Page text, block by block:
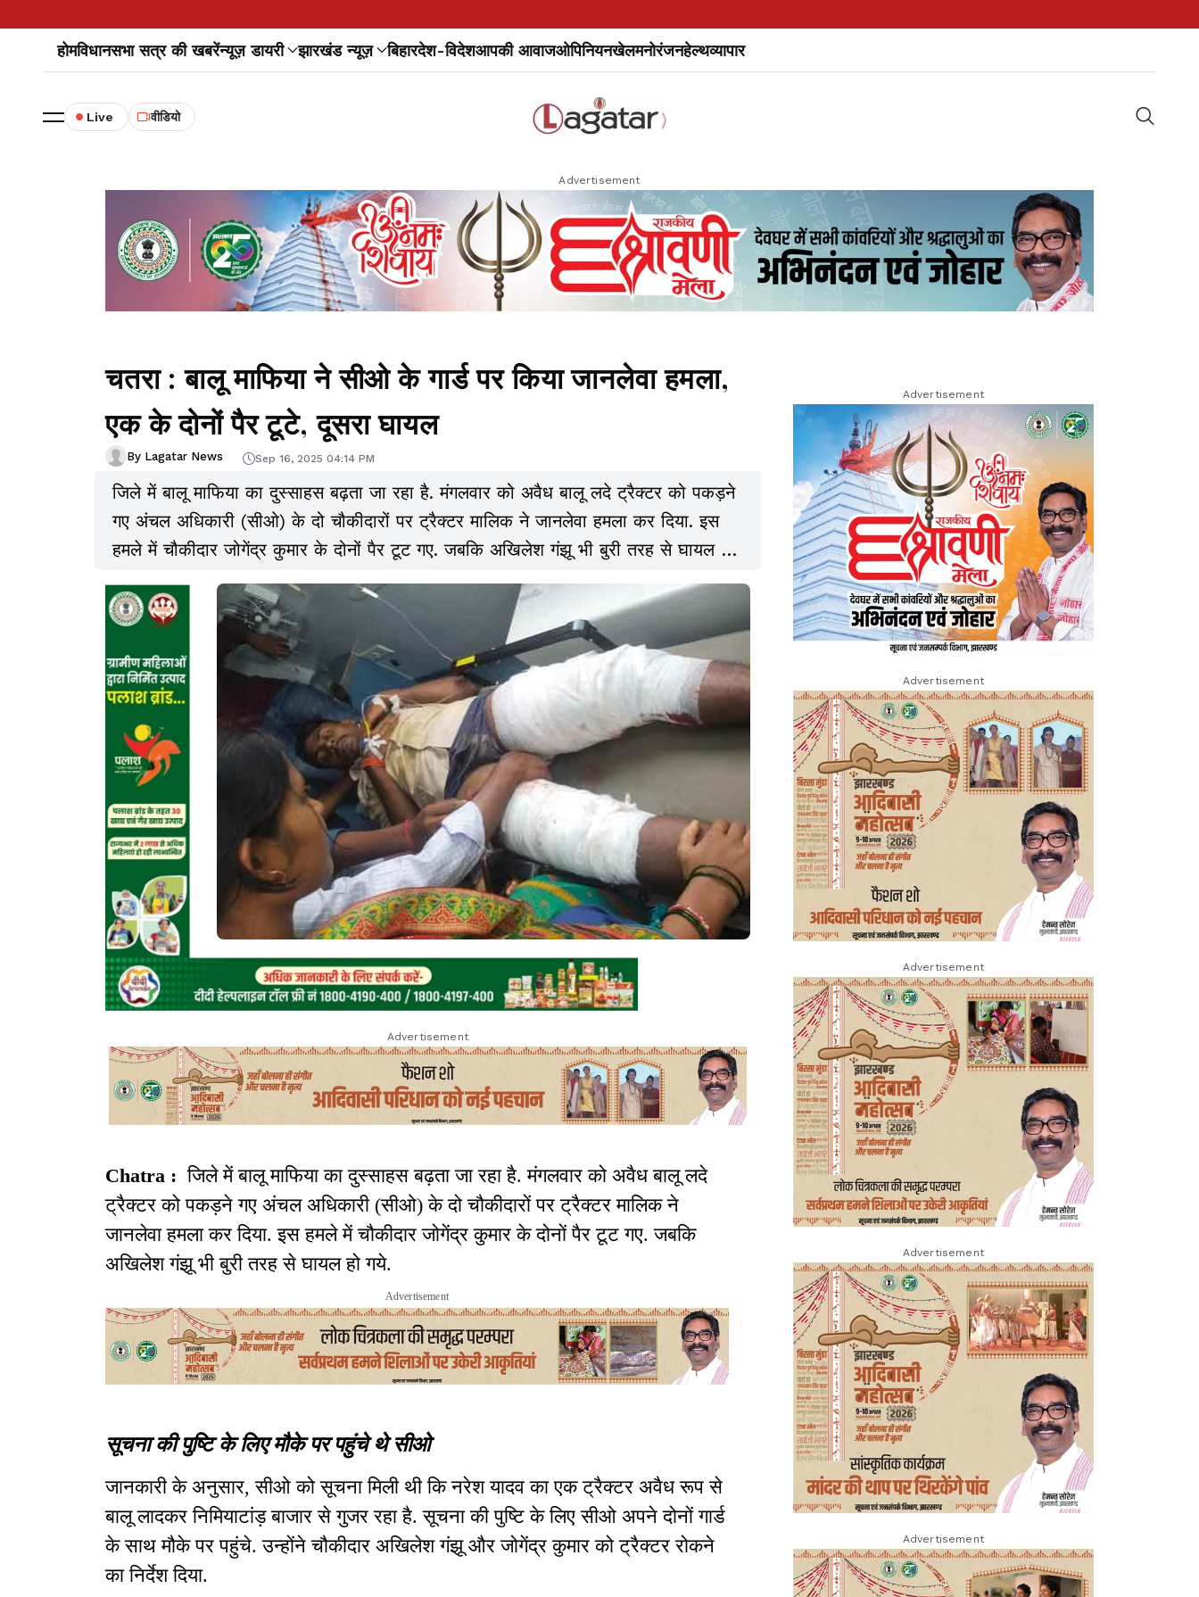
होमविधानसभा सत्र की खबरेंन्यूज़ डायरी झारखंड न्यूज़ बिहारदेश-विदेशआपकी आवाजओपिनियनखेलमनोरंजनहेल्थव्यापार
Live वीडियो
Advertisement
चतरा : बालू माफिया ने सीओ के गार्ड पर किया जानलेवा हमला,
एक के दोनों पैर टूटे, दूसरा घायल
By Lagatar News Sep 16, 2025 04:14 PM
जिले में बालू माफिया का दुस्साहस बढ़ता जा रहा है. मंगलवार को अवैध बालू लदे ट्रैक्टर को पकड़ने
गए अंचल अधिकारी (सीओ) के दो चौकीदारों पर ट्रैक्टर मालिक ने जानलेवा हमला कर दिया. इस
हमले में चौकीदार जोगेंद्र कुमार के दोनों पैर टूट गए. जबकि अखिलेश गंझू भी बुरी तरह से घायल हो
Advertisement
Chatra :जिले में बालू माफिया का दुस्साहस बढ़ता जा रहा है. मंगलवार को अवैध बालू लदे
ट्रैक्टर को पकड़ने गए अंचल अधिकारी (सीओ) के दो चौकीदारों पर ट्रैक्टर मालिक ने
जानलेवा हमला कर दिया. इस हमले में चौकीदार जोगेंद्र कुमार के दोनों पैर टूट गए. जबकि
अखिलेश गंझू भी बुरी तरह से घायल हो गये.
Advertisement
सूचना की पुष्टि के लिए मौके पर पहुंचे थे सीओ
जानकारी के अनुसार, सीओ को सूचना मिली थी कि नरेश यादव का एक ट्रैक्टर अवैध रूप से
बालू लादकर निमियाटांड़ बाजार से गुजर रहा है. सूचना की पुष्टि के लिए सीओ अपने दोनों गार्ड
के साथ मौके पर पहुंचे. उन्होंने चौकीदार अखिलेश गंझू और जोगेंद्र कुमार को ट्रैक्टर रोकने
का निर्देश दिया.
Advertisement
Advertisement
Advertisement
Advertisement
Advertisement